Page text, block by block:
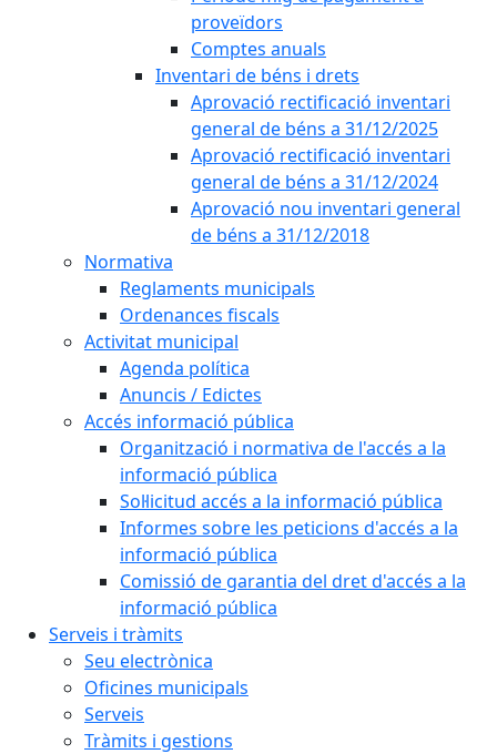
proveïdors
Comptes anuals
Inventari de béns i drets
Aprovació rectificació inventari
general de béns a 31/12/2025
Aprovació rectificació inventari
general de béns a 31/12/2024
Aprovació nou inventari general
de béns a 31/12/2018
Normativa
Reglaments municipals
Ordenances fiscals
Activitat municipal
Agenda política
Anuncis / Edictes
Accés informació pública
Organització i normativa de l'accés a la
informació pública
Sol·licitud accés a la informació pública
Informes sobre les peticions d'accés a la
informació pública
Comissió de garantia del dret d'accés a la
informació pública
Serveis i tràmits
Seu electrònica
Oficines municipals
Serveis
Tràmits i gestions